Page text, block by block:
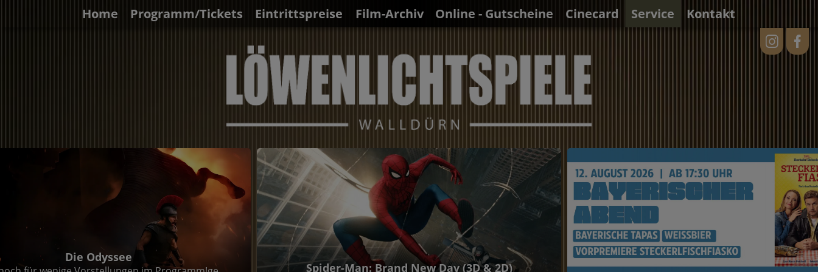
Home Programm/Tickets Eintrittspreise Film-Archiv Online - Gutscheine Cinecard Service Kontakt
Die Odyssee
Spider-Man: Brand New Day (3D & 2D)